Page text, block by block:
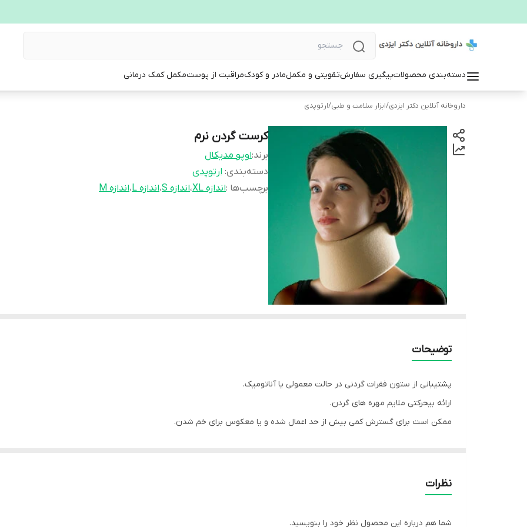
دسته‌بندی محصولاتپیگیری سفارشتقویتی و مکملمادر و کودکمراقبت از پوستمکمل کمک درمانی
داروخانه آنلاین دکتر ایزدی/ابزار سلامت و طبی/ارتوپدی
کرست گردن نرم
برند:اوپو مدیکال
دسته‌بندی: ارتوپدی
برچسب‌ها :اندازه XL ،اندازه S ،اندازه L ،اندازه M
توضیحات
پشتیبانی از ستون فقرات گردنی در حالت معمولی یا آناتومیک.
ارائه بیحرکتی ملایم مهره های گردن.
ممکن است برای گسترش کمی بیش از حد اعمال شده و یا معکوس برای خم شدن.
نظرات
شما هم درباره این محصول نظر خود را بنویسید.